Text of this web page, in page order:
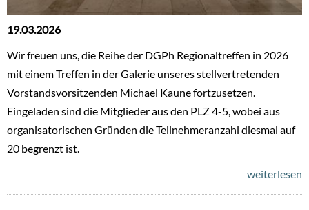
19.03.2026
Wir freuen uns, die Reihe der DGPh Regionaltreffen in 2026
mit einem Treffen in der Galerie unseres stellvertretenden
Vorstandsvorsitzenden Michael Kaune fortzusetzen.
Eingeladen sind die Mitglieder aus den PLZ 4-5, wobei aus
organisatorischen Gründen die Teilnehmeranzahl diesmal auf
20 begrenzt ist.
weiterlesen